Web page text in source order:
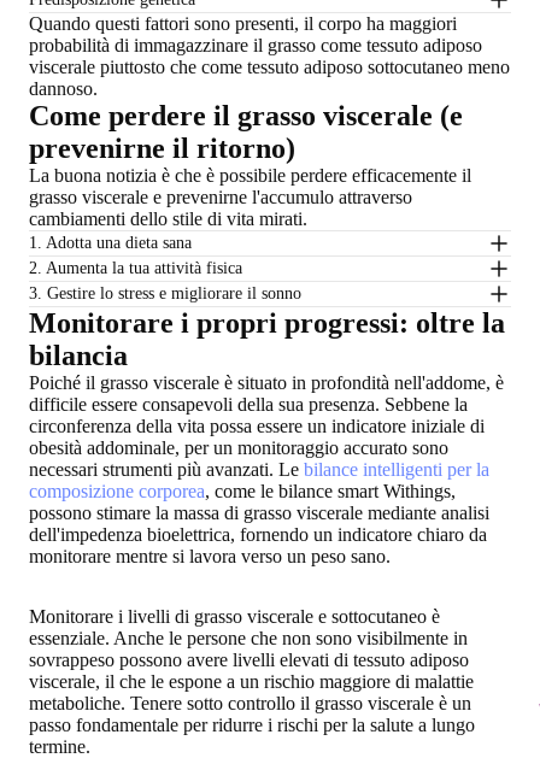
Quando questi fattori sono presenti, il corpo ha maggiori
probabilità di immagazzinare il grasso come tessuto adiposo
viscerale piuttosto che come tessuto adiposo sottocutaneo meno
dannoso.
Come perdere il grasso viscerale (e
prevenirne il ritorno)
La buona notizia è che è possibile perdere efficacemente il
grasso viscerale e prevenirne l'accumulo attraverso
cambiamenti dello stile di vita mirati.
1. Adotta una dieta sana
2. Aumenta la tua attività fisica
3. Gestire lo stress e migliorare il sonno
Monitorare i propri progressi: oltre la
bilancia
Poiché il grasso viscerale è situato in profondità nell'addome, è
difficile essere consapevoli della sua presenza. Sebbene la
circonferenza della vita possa essere un indicatore iniziale di
obesità addominale, per un monitoraggio accurato sono
necessari strumenti più avanzati. Le bilance intelligenti per la
composizione corporea, come le bilance smart Withings,
possono stimare la massa di grasso viscerale mediante analisi
dell'impedenza bioelettrica, fornendo un indicatore chiaro da
monitorare mentre si lavora verso un peso sano.
Monitorare i livelli di grasso viscerale e sottocutaneo è
essenziale. Anche le persone che non sono visibilmente in
sovrappeso possono avere livelli elevati di tessuto adiposo
viscerale, il che le espone a un rischio maggiore di malattie
metaboliche. Tenere sotto controllo il grasso viscerale è un
passo fondamentale per ridurre i rischi per la salute a lungo
termine.